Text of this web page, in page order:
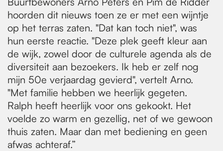
hoorden dit nieuws toen ze er met een wijntje
op het terras zaten. "Dat kan toch niet", was
hun eerste reactie. "Deze plek geeft kleur aan
de wijk, zowel door de culturele agenda als de
diversiteit aan bezoekers. Ik heb er zelf nog
mijn 50e verjaardag gevierd", vertelt Arno.
"Met familie hebben we heerlijk gegeten.
Ralph heeft heerlijk voor ons gekookt. Het
voelde zo warm en gezellig, net of we gewoon
thuis zaten. Maar dan met bediening en geen
afwas achteraf.”